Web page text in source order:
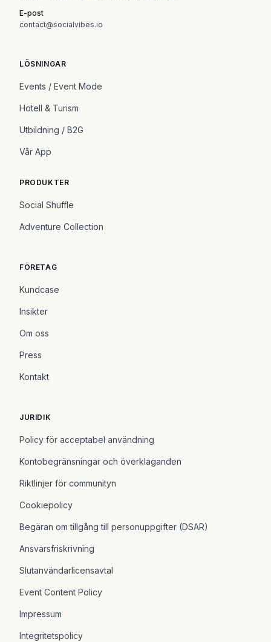
E-post
contact@socialvibes.io
LÖSNINGAR
Events / Event Mode
Hotell & Turism
Utbildning / B2G
Vår App
PRODUKTER
Social Shuffle
Adventure Collection
FÖRETAG
Kundcase
Insikter
Om oss
Press
Kontakt
JURIDIK
Policy för acceptabel användning
Kontobegränsningar och överklaganden
Riktlinjer för communityn
Cookiepolicy
Begäran om tillgång till personuppgifter (DSAR)
Ansvarsfriskrivning
Slutanvändarlicensavtal
Event Content Policy
Impressum
Integritetspolicy